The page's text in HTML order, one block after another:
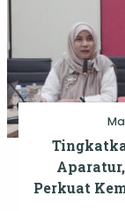
Perkuat